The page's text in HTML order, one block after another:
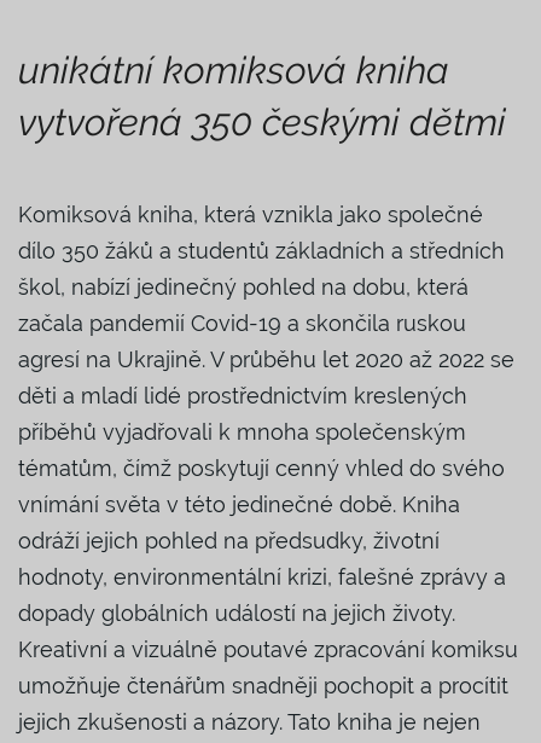
unikátní komiksová kniha
vytvořená 350 českými dětmi
Komiksová kniha, která vznikla jako společné
dílo 350 žáků a studentů základních a středních
škol, nabízí jedinečný pohled na dobu, která
začala pandemií Covid-19 a skončila ruskou
agresí na Ukrajině. V průběhu let 2020 až 2022 se
děti a mladí lidé prostřednictvím kreslených
příběhů vyjadřovali k mnoha společenským
tématům, čímž poskytují cenný vhled do svého
vnímání světa v této jedinečné době. Kniha
odráží jejich pohled na předsudky, životní
hodnoty, environmentální krizi, falešné zprávy a
dopady globálních událostí na jejich životy.
Kreativní a vizuálně poutavé zpracování komiksu
umožňuje čtenářům snadněji pochopit a procítit
jejich zkušenosti a názory. Tato kniha je nejen